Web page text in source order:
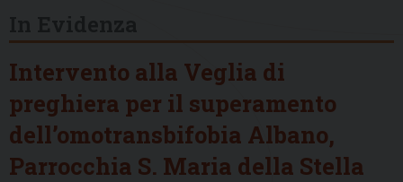
Intervento alla Veglia di
preghiera per il superamento
dell’omotransbifobia Albano,
Parrocchia S. Maria della Stella